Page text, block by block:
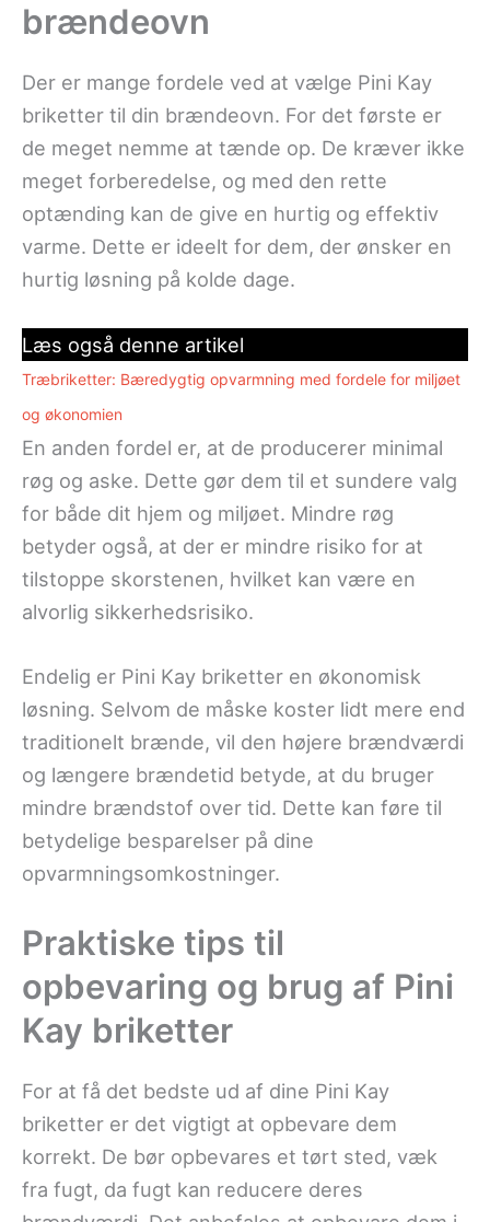
brændeovn
Der er mange fordele ved at vælge Pini Kay
briketter til din brændeovn. For det første er
de meget nemme at tænde op. De kræver ikke
meget forberedelse, og med den rette
optænding kan de give en hurtig og effektiv
varme. Dette er ideelt for dem, der ønsker en
hurtig løsning på kolde dage.
Læs også denne artikel
Træbriketter: Bæredygtig opvarmning med fordele for miljøet
og økonomien
En anden fordel er, at de producerer minimal
røg og aske. Dette gør dem til et sundere valg
for både dit hjem og miljøet. Mindre røg
betyder også, at der er mindre risiko for at
tilstoppe skorstenen, hvilket kan være en
alvorlig sikkerhedsrisiko.
Endelig er Pini Kay briketter en økonomisk
løsning. Selvom de måske koster lidt mere end
traditionelt brænde, vil den højere brændværdi
og længere brændetid betyde, at du bruger
mindre brændstof over tid. Dette kan føre til
betydelige besparelser på dine
opvarmningsomkostninger.
Praktiske tips til
opbevaring og brug af Pini
Kay briketter
For at få det bedste ud af dine Pini Kay
briketter er det vigtigt at opbevare dem
korrekt. De bør opbevares et tørt sted, væk
fra fugt, da fugt kan reducere deres